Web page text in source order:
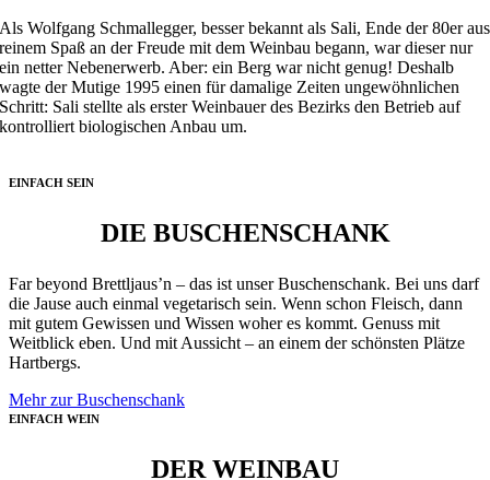
Als Wolfgang Schmallegger, besser bekannt als Sali, Ende der 80er aus
reinem Spaß an der Freude mit dem Weinbau begann, war dieser nur
ein netter Nebenerwerb. Aber: ein Berg war nicht genug! Deshalb
wagte der Mutige 1995 einen für damalige Zeiten ungewöhnlichen
Schritt: Sali stellte als erster Weinbauer des Bezirks den Betrieb auf
kontrolliert biologischen Anbau um.
EINFACH SEIN
DIE BUSCHENSCHANK
Far beyond Brettljaus’n – das ist unser Buschenschank. Bei uns darf
die Jause auch einmal vegetarisch sein. Wenn schon Fleisch, dann
mit gutem Gewissen und Wissen woher es kommt. Genuss mit
Weitblick eben. Und mit Aussicht – an einem der schönsten Plätze
Hartbergs.
Mehr zur Buschenschank
EINFACH WEIN
DER WEINBAU